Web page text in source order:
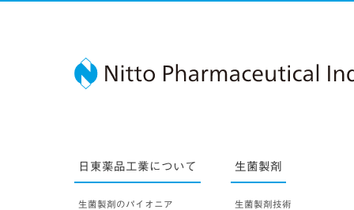
日東薬品工業について
生菌製剤のパイオニア
生菌製剤
生菌製剤技術